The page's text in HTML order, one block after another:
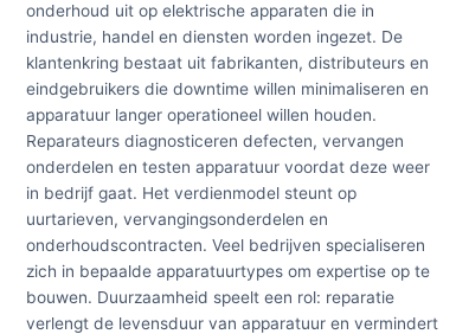
onderhoud uit op elektrische apparaten die in
industrie, handel en diensten worden ingezet. De
klantenkring bestaat uit fabrikanten, distributeurs en
eindgebruikers die downtime willen minimaliseren en
apparatuur langer operationeel willen houden.
Reparateurs diagnosticeren defecten, vervangen
onderdelen en testen apparatuur voordat deze weer
in bedrijf gaat. Het verdienmodel steunt op
uurtarieven, vervangingsonderdelen en
onderhoudscontracten. Veel bedrijven specialiseren
zich in bepaalde apparatuurtypes om expertise op te
bouwen. Duurzaamheid speelt een rol: reparatie
verlengt de levensduur van apparatuur en vermindert